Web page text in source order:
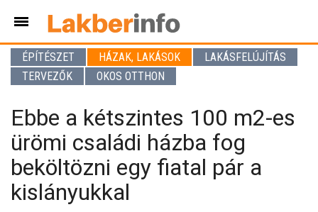
ÉPÍTÉSZET HÁZAK, LAKÁSOK
LAKÁSFELÚJÍTÁS
TERVEZŐK
OKOS OTTHON
Ebbe a kétszintes 100 m2-es
ürömi családi házba fog
beköltözni egy fiatal pár a
kislányukkal